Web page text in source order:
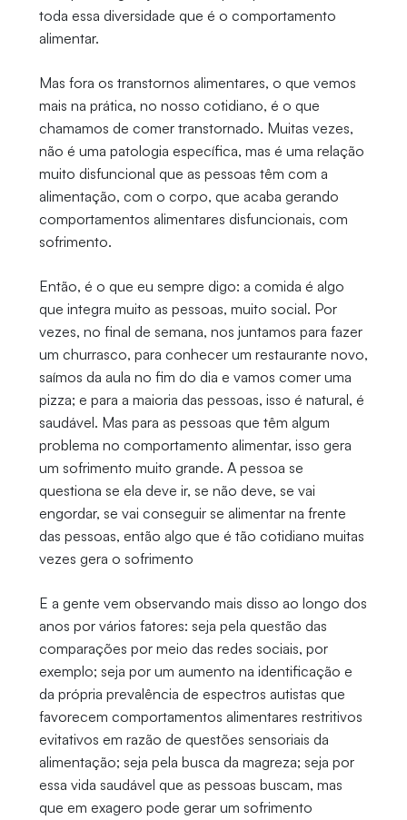
toda essa diversidade que é o comportamento
alimentar.
Mas fora os transtornos alimentares, o que vemos
mais na prática, no nosso cotidiano, é o que
chamamos de comer transtornado. Muitas vezes,
não é uma patologia específica, mas é uma relação
muito disfuncional que as pessoas têm com a
alimentação, com o corpo, que acaba gerando
comportamentos alimentares disfuncionais, com
sofrimento.
Então, é o que eu sempre digo: a comida é algo
que integra muito as pessoas, muito social. Por
vezes, no final de semana, nos juntamos para fazer
um churrasco, para conhecer um restaurante novo,
saímos da aula no fim do dia e vamos comer uma
pizza; e para a maioria das pessoas, isso é natural, é
saudável. Mas para as pessoas que têm algum
problema no comportamento alimentar, isso gera
um sofrimento muito grande. A pessoa se
questiona se ela deve ir, se não deve, se vai
engordar, se vai conseguir se alimentar na frente
das pessoas, então algo que é tão cotidiano muitas
vezes gera o sofrimento
E a gente vem observando mais disso ao longo dos
anos por vários fatores: seja pela questão das
comparações por meio das redes sociais, por
exemplo; seja por um aumento na identificação e
da própria prevalência de espectros autistas que
favorecem comportamentos alimentares restritivos
evitativos em razão de questões sensoriais da
alimentação; seja pela busca da magreza; seja por
essa vida saudável que as pessoas buscam, mas
que em exagero pode gerar um sofrimento